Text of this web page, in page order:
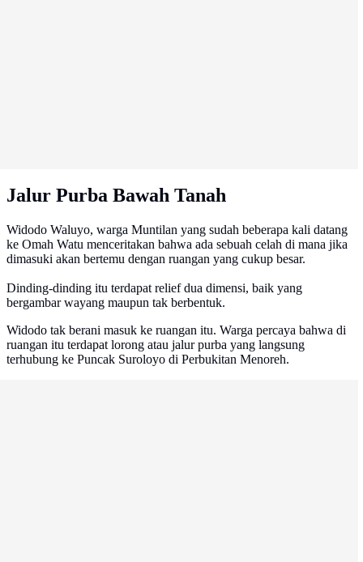
Jalur Purba Bawah Tanah
Widodo Waluyo, warga Muntilan yang sudah beberapa kali datang
ke Omah Watu menceritakan bahwa ada sebuah celah di mana jika
dimasuki akan bertemu dengan ruangan yang cukup besar.
Dinding-dinding itu terdapat relief dua dimensi, baik yang
bergambar wayang maupun tak berbentuk.
Widodo tak berani masuk ke ruangan itu. Warga percaya bahwa di
ruangan itu terdapat lorong atau jalur purba yang langsung
terhubung ke Puncak Suroloyo di Perbukitan Menoreh.